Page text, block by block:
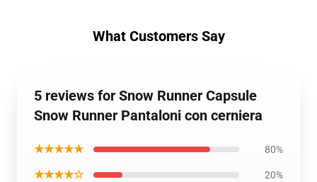
What Customers Say
5 reviews for Snow Runner Capsule
Snow Runner Pantaloni con cerniera
★★★★★ 80%
★★★★☆ 20%